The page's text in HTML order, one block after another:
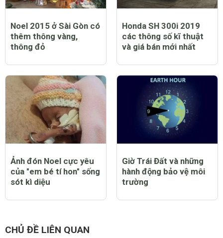
Noel 2015 ở Sài Gòn có
thêm thông vàng,
thông đỏ
Honda SH 300i 2019
các thông số kĩ thuật
và giá bán mới nhất
Ảnh đón Noel cực yêu
của "em bé tí hon" sống
sót kì diệu
Giờ Trái Đất và những
hành động bảo vệ môi
trường
CHỦ ĐỀ LIÊN QUAN